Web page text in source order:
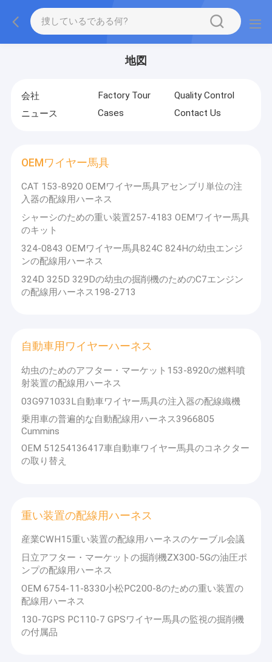
地図
会社 Factory Tour
Quality Control
ニュース
Cases Contact Us
OEMワイヤー馬具
CAT 153-8920 OEMワイヤー馬具アセンブリ単位の注
入器の配線用ハーネス
シャーシのための重い装置257-4183 OEMワイヤー馬具
のキット
324-0843 OEMワイヤー馬具824C 824Hの幼虫エンジ
ンの配線用ハーネス
324D 325D 329Dの幼虫の掘削機のためのC7エンジン
の配線用ハーネス198-2713
自動車用ワイヤーハーネス
幼虫のためのアフター・マーケット153-8920の燃料噴
射装置の配線用ハーネス
03G971033L自動車ワイヤー馬具の注入器の配線織機
乗用車の普遍的な自動配線用ハーネス3966805
Cummins
OEM 51254136417車自動車ワイヤー馬具のコネクター
の取り替え
重い装置の配線用ハーネス
産業CWH15重い装置の配線用ハーネスのケーブル会議
日立アフター・マーケットの掘削機ZX300-5Gの油圧ポ
ンプの配線用ハーネス
OEM 6754-11-8330小松PC200-8のための重い装置の
配線用ハーネス
130-7GPS PC110-7 GPSワイヤー馬具の監視の掘削機
の付属品